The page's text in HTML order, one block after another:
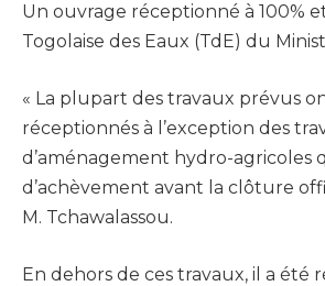
Un ouvrage réceptionné à 100%
Togolaise des Eaux (TdE) du
« La plupart des travaux prévus
réceptionnés à l’exception des
d’aménagement hydro-agricoles
d’achèvement avant la clôture
M. Tchawalassou.
En dehors de ces travaux, il a été